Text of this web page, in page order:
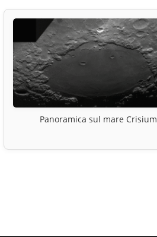
Panoramica sul mare Crisium